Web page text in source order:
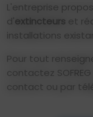
L'entreprise
d'extincteurs et
installations
Pour tout
contactez
contact ou par